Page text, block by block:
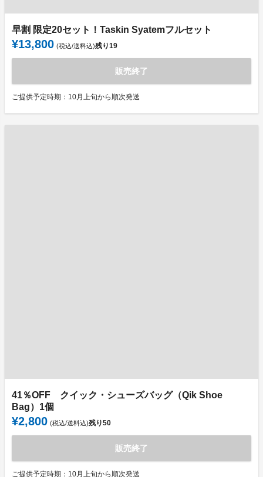
早割 限定20セット！Taskin Syatemフルセット
¥13,800 (税込/送料込)残り19
販売終了
ご提供予定時期：10月上旬から順次発送
41％OFF クイック・シューズバッグ（Qik Shoe
Bag）1個
¥2,800 (税込/送料込)残り50
販売終了
ご提供予定時期：10月上旬から順次発送